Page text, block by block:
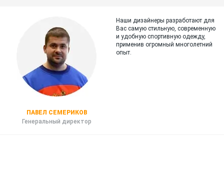
ПАВЕЛ СЕМЕРИКОВ
Генеральный директор
Наши дизайнеры разработают для
Вас самую стильную, современную
и удобную спортивную одежду,
применив огромный многолетний
опыт.